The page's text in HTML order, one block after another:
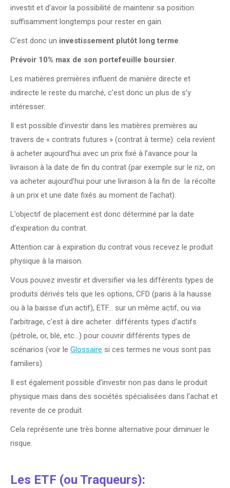
investit et d’avoir la possibilité de maintenir sa position
suffisamment longtemps pour rester en gain.
C’est donc un investissement plutôt long terme.
Prévoir 10% max de son portefeuille boursier.
Les matières premières influent de manière directe et
indirecte le reste du marché, c’est donc un plus de s’y
intéresser.
Il est possible d’investir dans les matières premières au
travers de « contrats futures » (contrat à terme): cela revient
à acheter aujourd’hui avec un prix fixé à l’avance pour la
livraison à la date de fin du contrat (par exemple sur le riz, on
va acheter aujourd’hui pour une livraison à la fin de la récolte
à un prix et une date fixés au moment de l’achat).
L’objectif de placement est donc déterminé par la date
d’expiration du contrat.
Attention car à expiration du contrat vous recevez le produit
physique à la maison.
Vous pouvez investir et diversifier via les différents types de
produits dérivés tels que les options, CFD (paris à la hausse
ou à la baisse d’un actif), ETF… sur un même actif, ou via
l’arbitrage, c’est à dire acheter différents types d’actifs
(pétrole, or, blé, etc…) pour couvrir différents types de
scénarios (voir le Glossaire si ces termes ne vous sont pas
familiers).
Il est également possible d’investir non pas dans le produit
physique mais dans des sociétés spécialisées dans l’achat et
revente de ce produit.
Cela représente une très bonne alternative pour diminuer le
risque.
Les ETF (ou Traqueurs):